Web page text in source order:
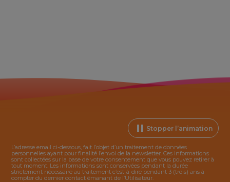
Stopper l’animation
L’adresse email ci-dessous, fait l’objet d’un traitement de données
personnelles ayant pour finalité l’envoi de la newsletter. Ces informations
sont collectées sur la base de votre consentement que vous pouvez retirer à
tout moment. Les informations sont conservées pendant la durée
strictement nécessaire au traitement c’est-à-dire pendant 3 (trois) ans à
compter du dernier contact émanant de l’Utilisateur.